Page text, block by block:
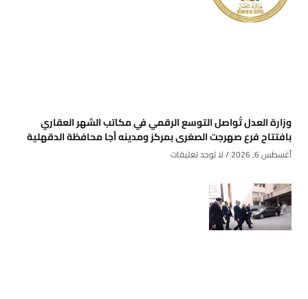
وزارة العدل تُواصل التوسع الرقمي في مكاتب الشهر العقاري
بافتتاح فرع صهرجت الصغرى بمركز ومدينه أجا محافظة الدقهلية
أغسطس 6, 2026 لا توجد تعليقات